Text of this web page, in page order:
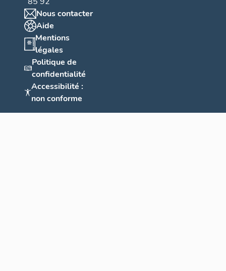
Nous contacter
Aide
Mentions
légales
Politique de
confidentialité
Accessibilité :
non conforme